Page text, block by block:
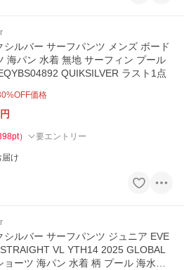
シルバー サーフパンツ メンズ ボード
海パン 水着 無地 サーフィン プール
QUIKSILVER ラスト1点
%OFF価格
円
pt） 要エントリー
け
シルバー サーフパンツ ジュニア EVE
VL YTH14 2025 GLOBAL
ョーツ 海パン 水着 柄 プール 海水浴